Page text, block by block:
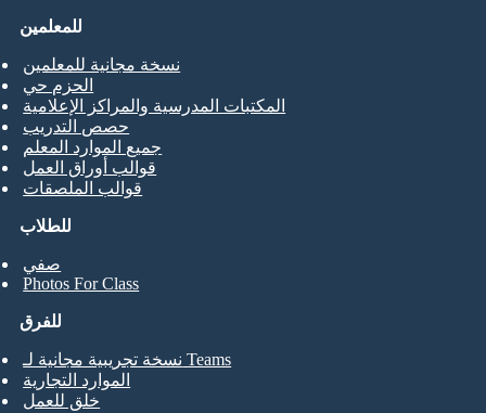
للطلاب
صفي
Photos For Class
للمعلمين
نسخة مجانية للمعلمين
الحزم حي
المكتبات المدرسية والمراكز الإعلامية
حصص التدريب
جميع الموارد المعلم
قوالب أوراق العمل
قوالب الملصقات
للفرق
نسخة تجريبية مجانية لـ Teams
الموارد التجارية
خلق للعمل